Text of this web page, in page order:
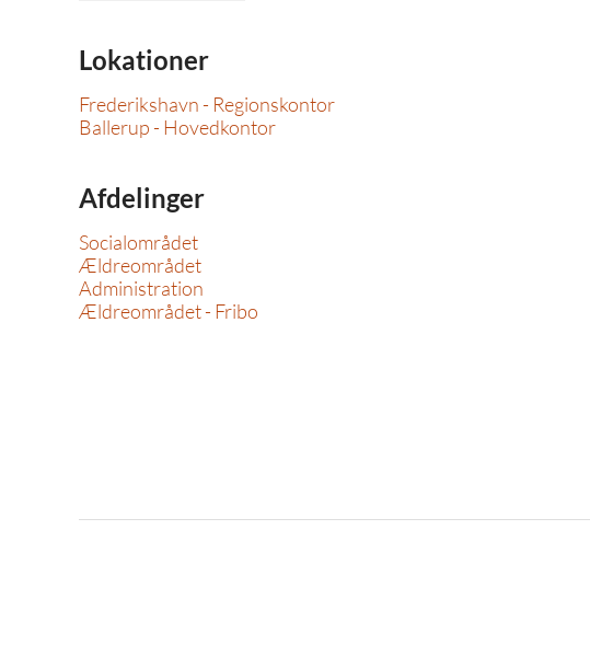
Lokationer
Frederikshavn - Regionskontor
Ballerup - Hovedkontor
Afdelinger
Socialområdet
Ældreområdet
Administration
Ældreområdet - Fribo